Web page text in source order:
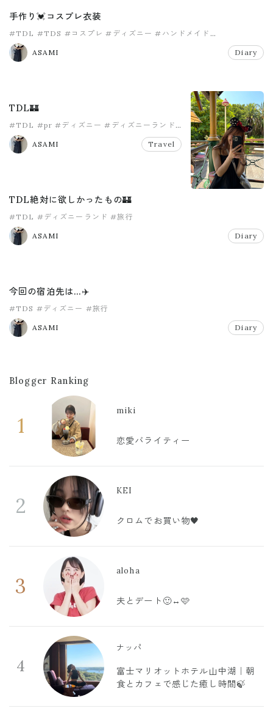
手作り💓コスプレ衣装
#TDL #TDS #コスプレ #ディズニー #ハンドメイド
#ミニーちゃん
ASAMI
Diary
TDL🏰
#TDL #pr #ディズニー #ディズニーランド
#旅行
ASAMI
Travel
TDL絶対に欲しかったもの🏰
#TDL #ディズニーランド #旅行
ASAMI Diary
今回の宿泊先は…✈️
#TDS #ディズニー #旅行
ASAMI Diary
Blogger Ranking
1
miki
恋愛バライティー
2
KEI
クロムでお買い物🖤
3
aloha
夫とデート🙂‍↔️🩷
4
ナッパ
富士マリオットホテル山中湖｜朝
食とカフェで感じた癒し時間🍃